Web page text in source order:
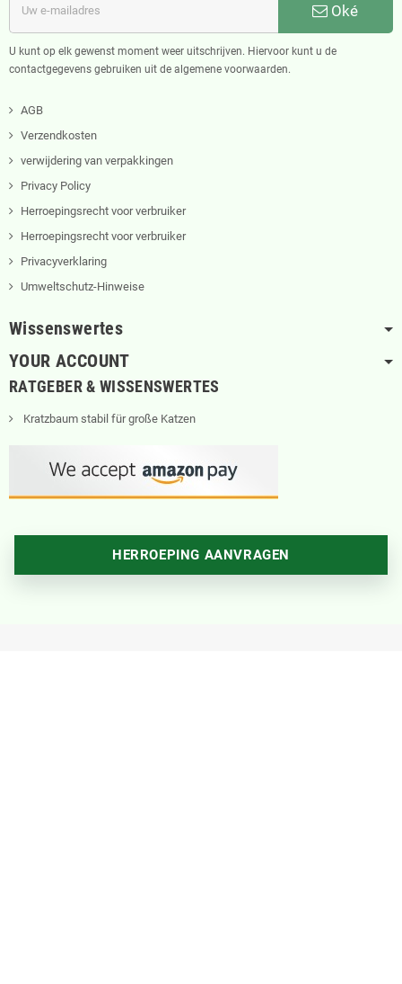
Oké
U kunt op elk gewenst moment weer uitschrijven. Hiervoor kunt u de
contactgegevens gebruiken uit de algemene voorwaarden.
AGB
Verzendkosten
verwijdering van verpakkingen
Privacy Policy
Herroepingsrecht voor verbruiker
Herroepingsrecht voor verbruiker
Privacyverklaring
Umweltschutz-Hinweise
Wissenswertes
YOUR ACCOUNT
RATGEBER & WISSENSWERTES
Kratzbaum stabil für große Katzen
HERROEPING AANVRAGEN